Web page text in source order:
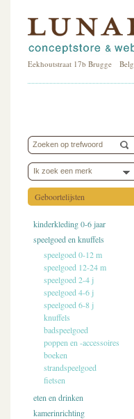
Eekhoutstraat 17b Brugge
Ik zoek een merk
Geboortelijsten
kinderkleding 0-6 jaar
speelgoed en knuffels
speelgoed 0-12 m
speelgoed 12-24 m
speelgoed 2-4 j
speelgoed 4-6 j
speelgoed 6-8 j
knuffels
badspeelgoed
poppen en -accessoires
boeken
strandspeelgoed
fietsen
eten en drinken
kamerinrichting